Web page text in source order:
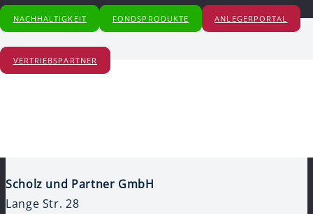
NACHHALTIGKEIT FONDSPRODUKTE ANLEGERPORTAL
VERTRIEBSPARTNER
Dieser Inhalt ist passwortgeschützt. Bitte gib unten das Passwort ein,
um ihn anzeigen zu können.
Passwort:
Scholz und Partner GmbH
Lange Str. 28